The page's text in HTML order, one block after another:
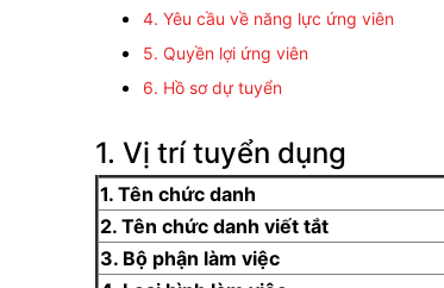
4. Yêu cầu về năng lực ứng viên
5. Quyền lợi ứng viên
6. Hồ sơ dự tuyển
1. Vị trí tuyển dụng
1. Tên chức danh
2. Tên chức danh viết tắt
3. Bộ phận làm việc